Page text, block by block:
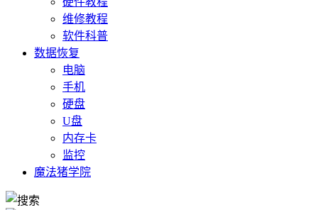
维修教程
软件科普
数据恢复
电脑
手机
硬盘
U盘
内存卡
监控
魔法猪学院